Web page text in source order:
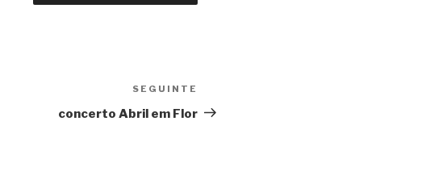
seguinte
SEGUINTE
concerto Abril em Flor